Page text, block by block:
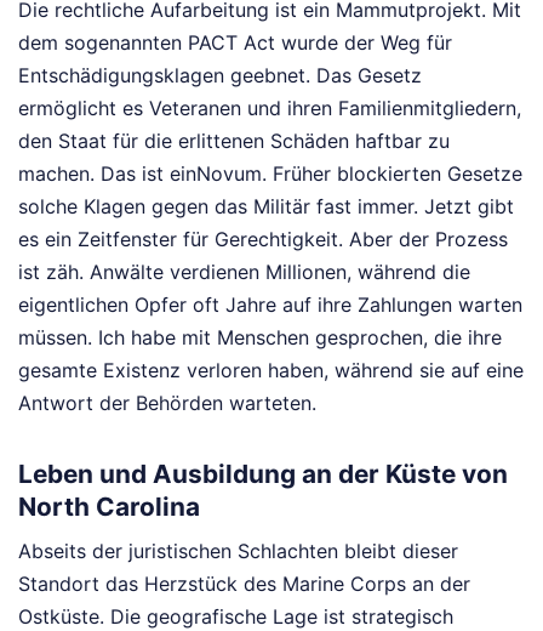
Die rechtliche Aufarbeitung ist ein Mammutprojekt. Mit
dem sogenannten PACT Act wurde der Weg für
Entschädigungsklagen geebnet. Das Gesetz
ermöglicht es Veteranen und ihren Familienmitgliedern,
den Staat für die erlittenen Schäden haftbar zu
machen. Das ist einNovum. Früher blockierten Gesetze
solche Klagen gegen das Militär fast immer. Jetzt gibt
es ein Zeitfenster für Gerechtigkeit. Aber der Prozess
ist zäh. Anwälte verdienen Millionen, während die
eigentlichen Opfer oft Jahre auf ihre Zahlungen warten
müssen. Ich habe mit Menschen gesprochen, die ihre
gesamte Existenz verloren haben, während sie auf eine
Antwort der Behörden warteten.
Leben und Ausbildung an der Küste von
North Carolina
Abseits der juristischen Schlachten bleibt dieser
Standort das Herzstück des Marine Corps an der
Ostküste. Die geografische Lage ist strategisch